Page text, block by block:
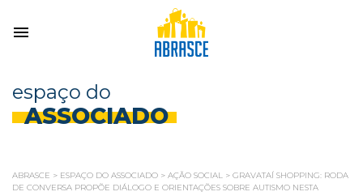
espaço do
ASSOCIADO
ABRASCE > ESPAÇO DO ASSOCIADO > AÇÃO SOCIAL > GRAVATAÍ SHOPPING: RODA
DE CONVERSA PROPÕE DIÁLOGO E ORIENTAÇÕES SOBRE AUTISMO NESTA